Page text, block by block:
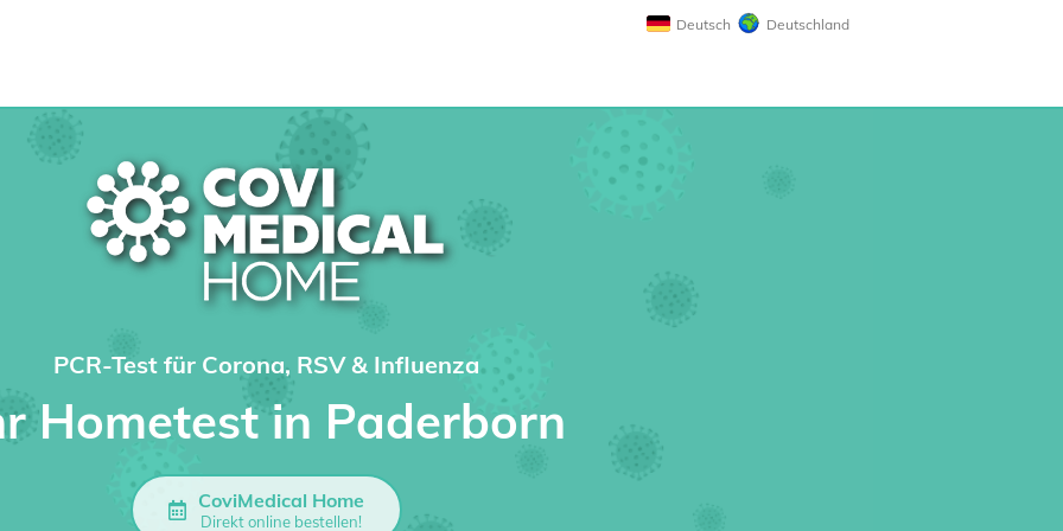
Deutsch Deutschland
PCR-Test für Corona, RSV & Influenza
Hometest in Paderborn
CoviMedical Home
Direkt online bestellen!